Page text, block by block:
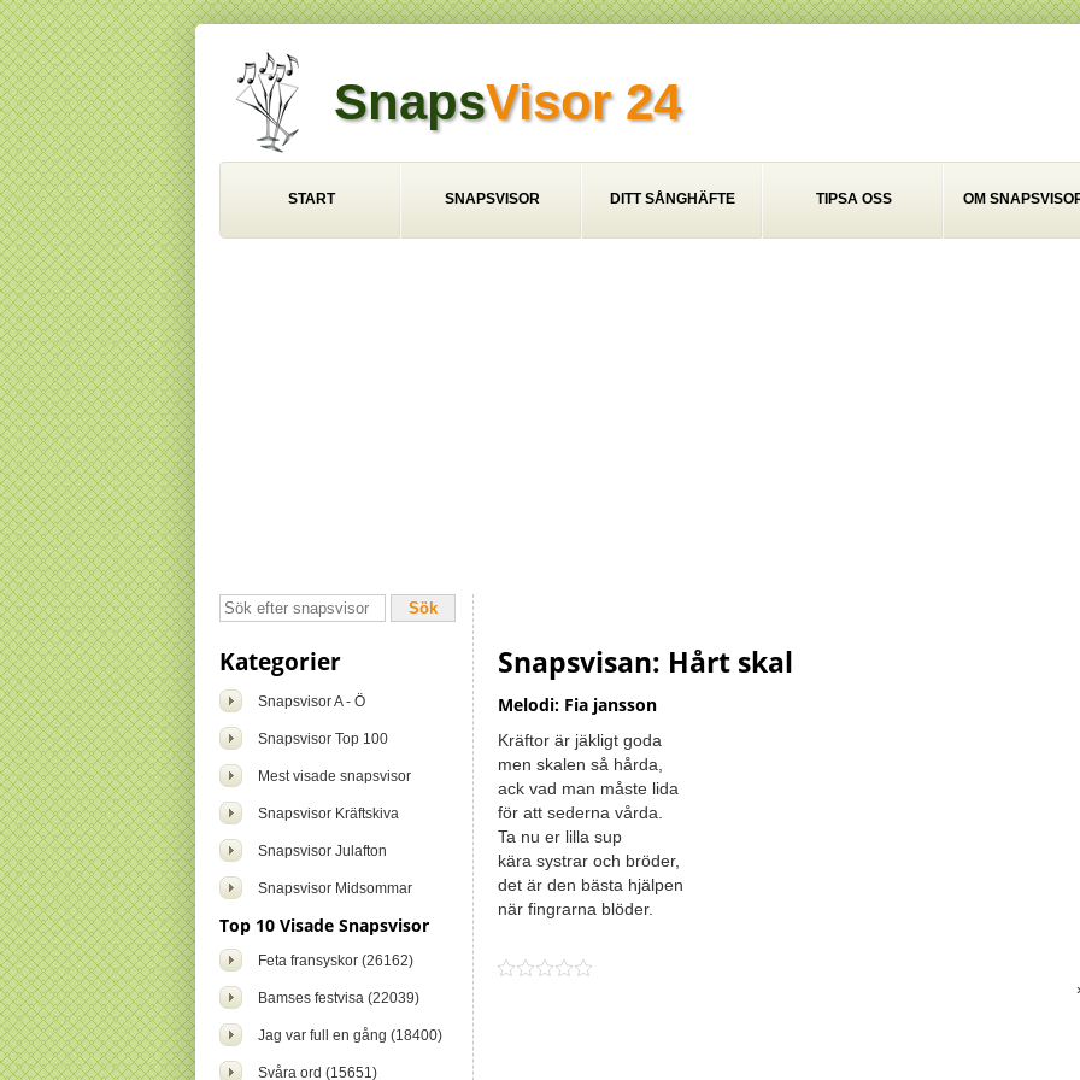
SnapsVisor 24
START SNAPSVISOR DITT SÅNGHÄFTE TIPSA OSS OM
Kategorier
Snapsvisor A - Ö
Snapsvisor Top 100
Mest visade snapsvisor
Snapsvisor Kräftskiva
Snapsvisor Julafton
Snapsvisor Midsommar
Top 10 Visade Snapsvisor
Feta fransyskor (26162)
Bamses festvisa (22039)
Jag var full en gång (18400)
Svåra ord (15651)
Snapsvisan: Hårt skal
Melodi: Fia jansson
Kräftor är jäkligt goda
men skalen så hårda,
ack vad man måste lida
för att sederna vårda.
Ta nu er lilla sup
kära systrar och bröder,
det är den bästa hjälpen
när fingrarna blöder.